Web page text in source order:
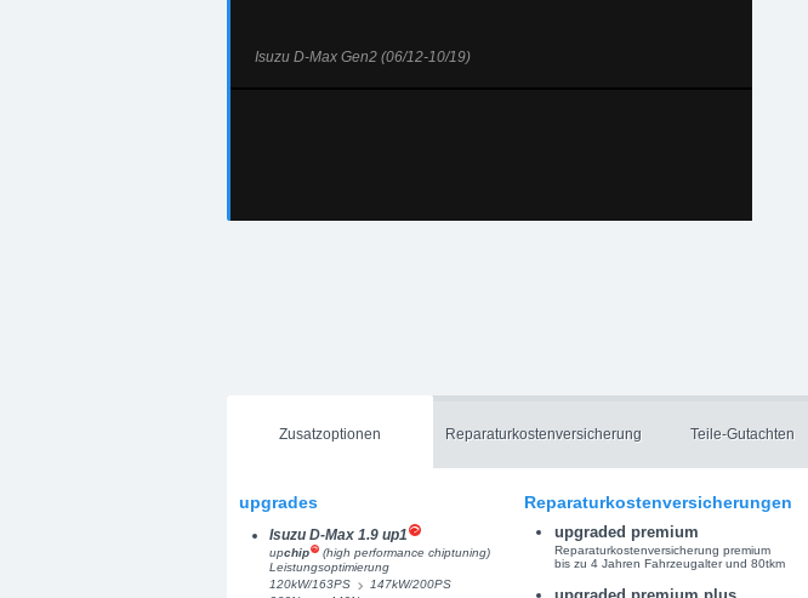
Isuzu D-Max Gen2 (06/12-10/19)
Zusatzoptionen Reparaturkostenversicherung Teile-Gutachten
upgrades
Isuzu D-Max 1.9 up1
upchip (high performance chiptuning)
Leistungsoptimierung
120kW/163PS
147kW/200PS
Reparaturkostenversicherungen
upgraded premium
Reparaturkostenversicherung premium
bis zu 4 Jahren Fahrzeugalter und 80tkm